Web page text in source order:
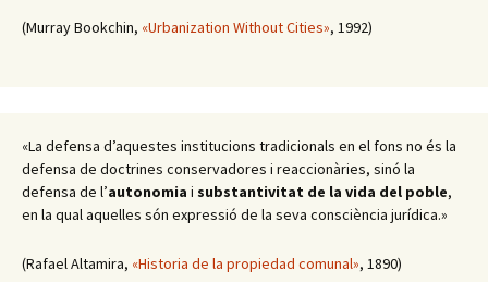
(Murray Bookchin, «Urbanization Without Cities», 1992)
«La defensa d’aquestes institucions tradicionals en el fons no és la
defensa de doctrines conservadores i reaccionàries, sinó la
defensa de l’autonomia i substantivitat de la vida del poble,
en la qual aquelles són expressió de la seva consciència jurídica.»
(Rafael Altamira, «Historia de la propiedad comunal», 1890)